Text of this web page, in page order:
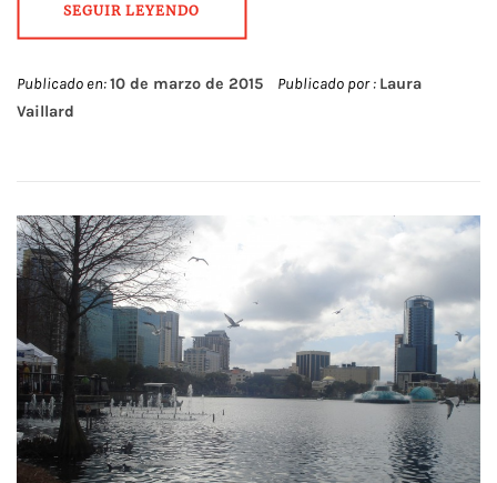
SEGUIR LEYENDO
Publicado en:10 de marzo de 2015 Publicado por : Laura
Vaillard